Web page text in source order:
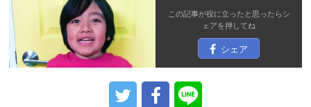
この記事が役に立ったと思ったらシ
ェアを押してね
シェア